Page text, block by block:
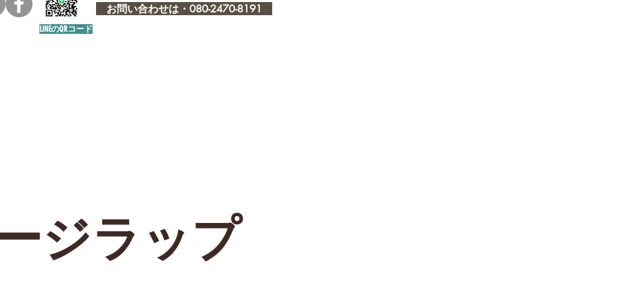
お問い合わせは・080-2470-8191
LINEのQRコード
ジラップ